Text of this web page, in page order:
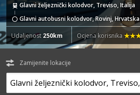
Glavni željeznički kolodvor, Treviso, Italija
Glavni autobusni kolodvor, Rovinj, Hrvatska
Udaljenost 250km Ocjena korisnika
Zamijenite lokacije